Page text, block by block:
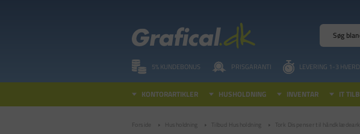
5% KUNDEBONUS PRISGARANTI LEVERING 1-3
KONTORARTIKLER HUSHOLDNING INVENTAR IT
Forside Husholdning Tilbud Husholdning Tork Dispenser til